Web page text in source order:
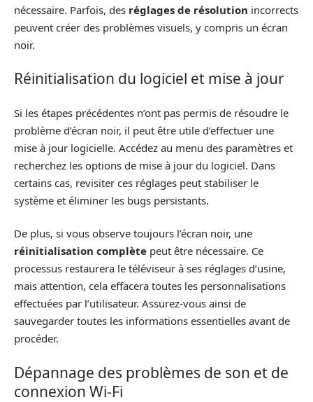
nécessaire. Parfois, des réglages de résolution incorrects
peuvent créer des problèmes visuels, y compris un écran
noir.
Réinitialisation du logiciel et mise à jour
Si les étapes précédentes n’ont pas permis de résoudre le
problème d’écran noir, il peut être utile d’effectuer une
mise à jour logicielle. Accédez au menu des paramètres et
recherchez les options de mise à jour du logiciel. Dans
certains cas, revisiter ces réglages peut stabiliser le
système et éliminer les bugs persistants.
De plus, si vous observe toujours l’écran noir, une
réinitialisation complète peut être nécessaire. Ce
processus restaurera le téléviseur à ses réglages d’usine,
mais attention, cela effacera toutes les personnalisations
effectuées par l’utilisateur. Assurez-vous ainsi de
sauvegarder toutes les informations essentielles avant de
procéder.
Dépannage des problèmes de son et de
connexion Wi-Fi